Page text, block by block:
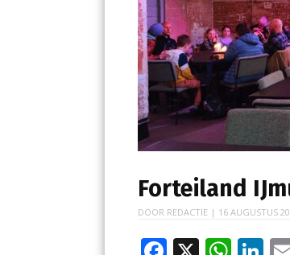
Forteiland
DOOR REDACTIE | 16 AUGUSTUS